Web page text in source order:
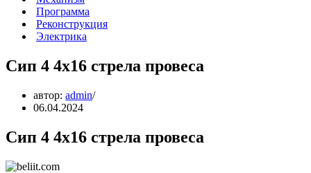
Программа
Реконструкция
Электрика
Сип 4 4х16 стрела провеса
автор: admin
06.04.2024
Сип 4 4х16 стрела провеса